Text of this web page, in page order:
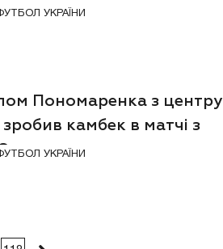
УКРАЇНИ
Пономаренка з центру
камбек в матчі з
ВідеоУКРАЇНИ